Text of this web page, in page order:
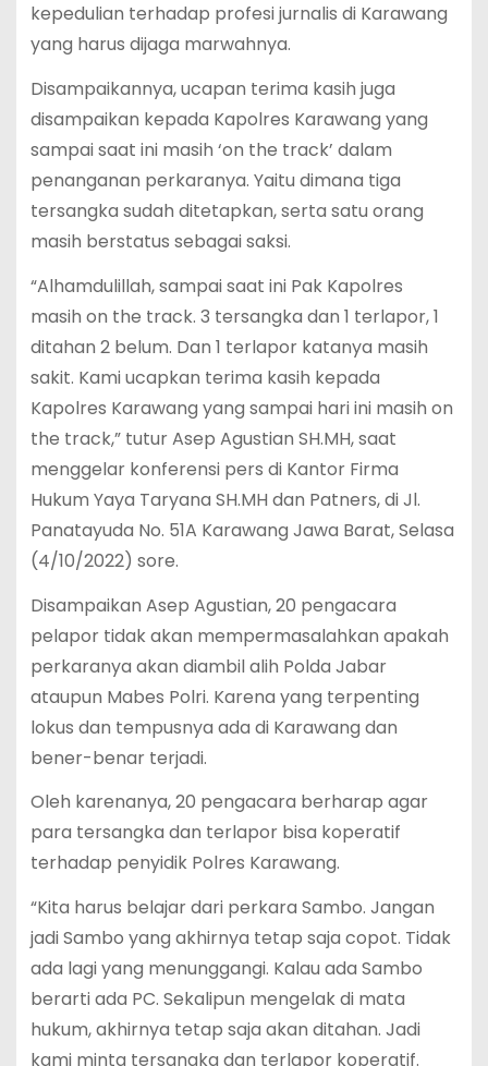
kepedulian terhadap profesi jurnalis di Karawang
yang harus dijaga marwahnya.
Disampaikannya, ucapan terima kasih juga
disampaikan kepada Kapolres Karawang yang
sampai saat ini masih ‘on the track’ dalam
penanganan perkaranya. Yaitu dimana tiga
tersangka sudah ditetapkan, serta satu orang
masih berstatus sebagai saksi.
“Alhamdulillah, sampai saat ini Pak Kapolres
masih on the track. 3 tersangka dan 1 terlapor, 1
ditahan 2 belum. Dan 1 terlapor katanya masih
sakit. Kami ucapkan terima kasih kepada
Kapolres Karawang yang sampai hari ini masih on
the track,” tutur Asep Agustian SH.MH, saat
menggelar konferensi pers di Kantor Firma
Hukum Yaya Taryana SH.MH dan Patners, di Jl.
Panatayuda No. 51A Karawang Jawa Barat, Selasa
(4/10/2022) sore.
Disampaikan Asep Agustian, 20 pengacara
pelapor tidak akan mempermasalahkan apakah
perkaranya akan diambil alih Polda Jabar
ataupun Mabes Polri. Karena yang terpenting
lokus dan tempusnya ada di Karawang dan
bener-benar terjadi.
Oleh karenanya, 20 pengacara berharap agar
para tersangka dan terlapor bisa koperatif
terhadap penyidik Polres Karawang.
“Kita harus belajar dari perkara Sambo. Jangan
jadi Sambo yang akhirnya tetap saja copot. Tidak
ada lagi yang menunggangi. Kalau ada Sambo
berarti ada PC. Sekalipun mengelak di mata
hukum, akhirnya tetap saja akan ditahan. Jadi
kami minta tersangka dan terlapor koperatif.